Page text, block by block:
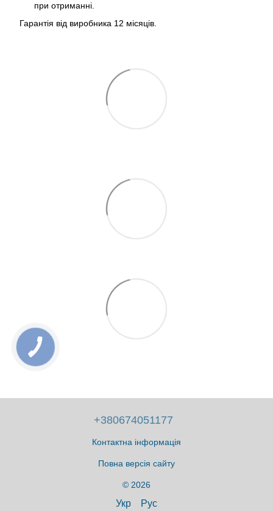
при отриманні.
Гарантія від виробника 12 місяців.
+380674051177
Контактна інформація
Повна версія сайту
© 2026
Укр Рус